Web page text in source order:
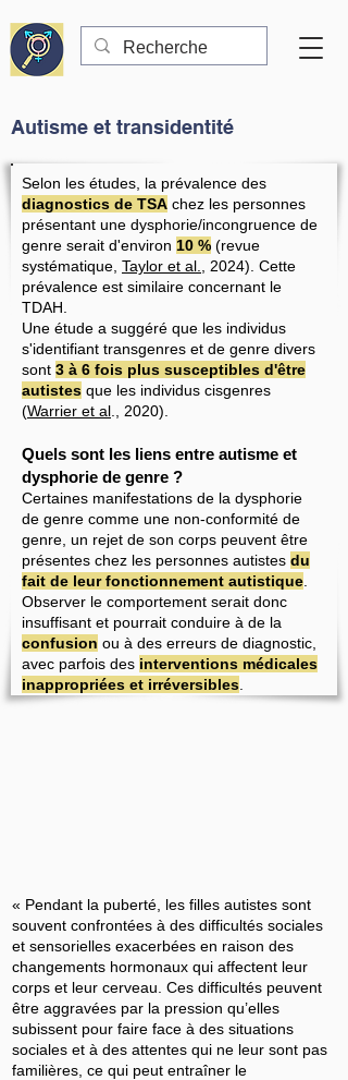
Autisme et transidentité
Selon les études, la prévalence des
diagnostics de TSA chez les personnes
présentant une dysphorie/incongruence de
genre serait d'environ 10 % (revue
systématique, Taylor et al.
, 2024). Cette
prévalence est similaire concernant le
TDAH.
Une étude a suggéré que les individus
s'identifiant transgenres et de genre divers
sont 3 à 6 fois plus susceptibles d'être
autistes que les individus cisgenres
(Warrier et al ., 2020).
Quels sont les liens entre autisme et
dysphorie de genre ?
Certaines manifestations de la dysphorie
de genre comme une non-conformité de
genre, un rejet de son corps peuvent être
présentes chez les personnes autistes du
fait de leur fonctionnement autistique
Observer le comportement serait donc
insuffisant et pourrait conduire à de la
confusion ou à des erreurs de diagnostic,
avec parfois des interventions médicales
inappropriées et irréversibles
« Pendant la puberté, les filles autistes sont
souvent confrontées à des difficultés sociales
et sensorielles exacerbées en raison des
changements hormonaux qui affectent leur
corps et leur cerveau. Ces difficultés peuvent
être aggravées par la pression qu’elles
subissent pour faire face à des situations
sociales et à des attentes qui ne leur sont pas
familières, ce qui peut entraîner le